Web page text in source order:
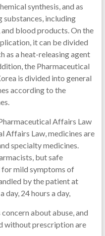
synthesis, and as
including
blood products. On the
it can be divided
as a heat-releasing agent
the Pharmaceutical
is divided into general
according to the
Affairs Law
Affairs Law, medicines are
specialty medicines.
but safe
for mild symptoms of
by the patient at
day, 24 hours a day,
about abuse, and
without prescription are